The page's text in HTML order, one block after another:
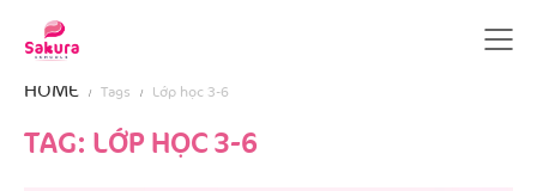
HOME Tags Lớp học 3-6
TAG: LỚP HỌC 3-6